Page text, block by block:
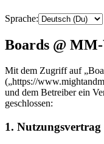
Sprache:
Boards @
Mit dem Zugriff auf
(„https://
und dem Betreiber ein
geschlossen:
1. Nutzungsvertrag